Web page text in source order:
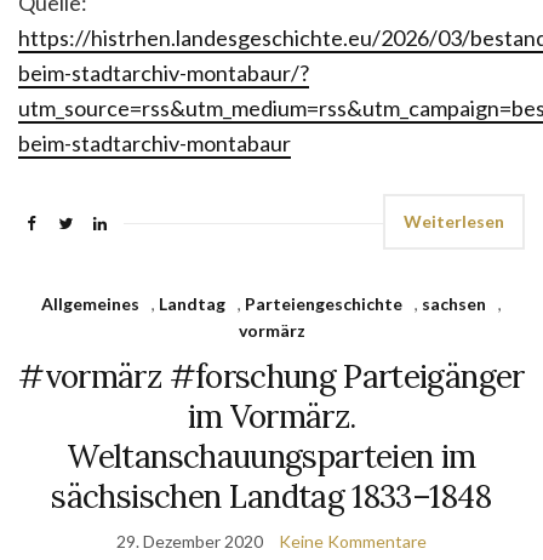
https://histrhen.landesgeschichte.eu/2026/03/
beim-stadtarchiv-montabaur/?
beim-stadtarchiv-montabaur
Weiterlesen
Allgemeines , Landtag , Parteiengeschichte , sachsen
,
vormärz
#vormärz #forschung Parteigänger
im Vormärz.
Weltanschauungsparteien im
sächsischen Landtag 1833–1848
29. Dezember 2020 Keine Kommentare